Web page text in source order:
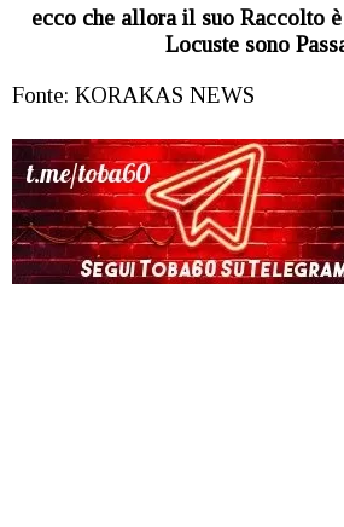
ecco che allora il suo Raccolto
Locuste sono
Fonte: KORAKAS NEWS